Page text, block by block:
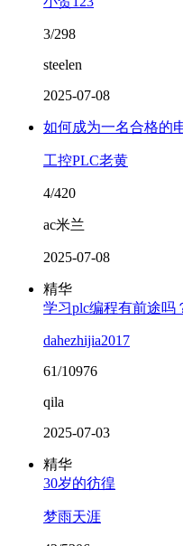
3/298
steelen
2025-07-08
如何成为一名合格的
工控PLC老黄
4/420
ac米兰
2025-07-08
精华
学习plc编程有前途吗
dahezhijia2017
61/10976
qila
2025-07-03
精华
30岁的彷徨
梦雨天涯